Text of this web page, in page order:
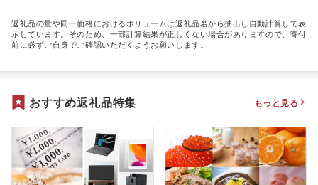
返礼品の量や同一価格におけるボリュームは返礼品名から抽出し自動計算して表
示しています。そのため、一部計算結果が正しくない場合がありますので、寄付
前に必ずご自身でご確認いただくようお願いします。
おすすめ返礼品特集 もっと見る